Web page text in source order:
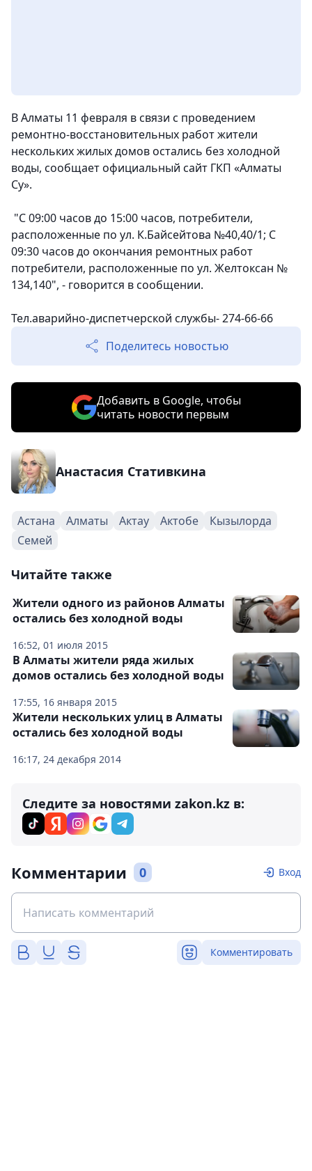
В Алматы 11 февраля в связи с проведением
ремонтно-восстановительных работ жители
нескольких жилых домов остались без холодной
воды, сообщает официальный сайт ГКП «Алматы
Су».
"С 09:00 часов до 15:00 часов, потребители,
расположенные по ул. К.Байсейтова №40,40/1; С
09:30 часов до окончания ремонтных работ
потребители, расположенные по ул. Желтоксан №
134,140", - говорится в сообщении.
Тел.аварийно-диспетчерской службы- 274-66-66
Поделитесь новостью
Добавить в Google, чтобы
читать новости первым
Анастасия Стативкина
Астана Алматы Актау Актобе
Кызылорда
Семей
Читайте также
16:52, 01 июля 2015
Жители одного из районов Алматы
остались без холодной воды
17:55, 16 января 2015
В Алматы жители ряда жилых
домов остались без холодной воды
16:17, 24 декабря 2014
Жители нескольких улиц в Алматы
остались без холодной воды
Следите за новостями zakon.kz в:
Комментарии 0 Вход
Комментировать